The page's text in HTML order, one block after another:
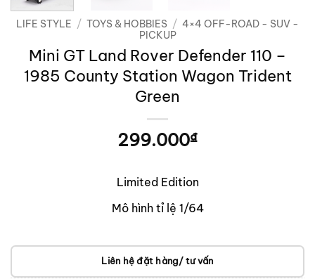
LIFE STYLE / TOYS & HOBBIES / 4×4 OFF-ROAD - SUV -
PICKUP
Mini GT Land Rover Defender 110 –
1985 County Station Wagon Trident
Green
299.000₫
Limited Edition
Mô hình tỉ lệ 1/64
Liên hệ đặt hàng/ tư vấn